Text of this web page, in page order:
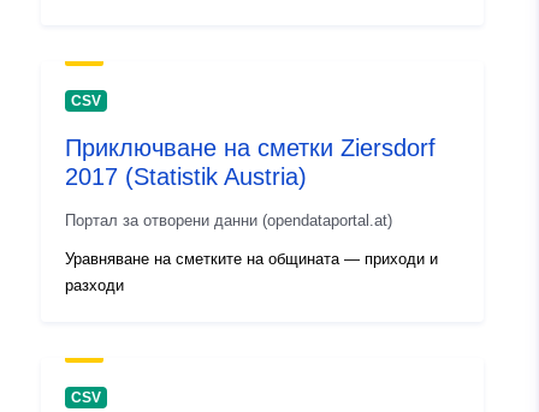
CSV
Приключване на сметки Ziersdorf
2017 (Statistik Austria)
Портал за отворени данни (opendataportal.at)
Уравняване на сметките на общината — приходи и
разходи
CSV